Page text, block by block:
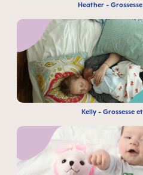
Heather -
Kelly - Grossesse